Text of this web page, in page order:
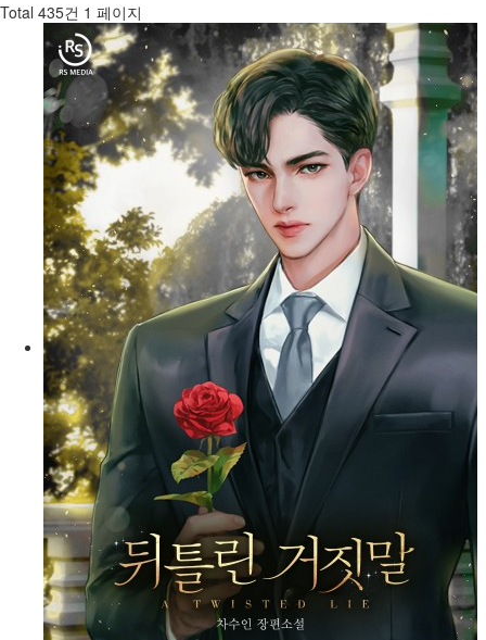
Total 435건 1 페이지